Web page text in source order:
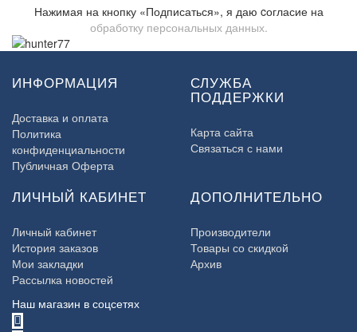
Нажимая на кнопку «Подписаться», я даю cогласие на
обработку персональных данных.
ИНФОРМАЦИЯ
Доставка и оплата
Политика
конфиденциальности
Публичная Оферта
СЛУЖБА
ПОДДЕРЖКИ
Карта сайта
Связаться с нами
ЛИЧНЫЙ КАБИНЕТ
Личный кабинет
История заказов
Мои закладки
Рассылка новостей
ДОПОЛНИТЕЛЬНО
Производители
Товары со скидкой
Архив
Наш магазин в соцсетях